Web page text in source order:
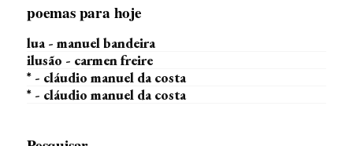
poemas para hoje
lua - manuel bandeira
ilusão - carmen freire
* - cláudio manuel da costa
* - cláudio manuel da costa